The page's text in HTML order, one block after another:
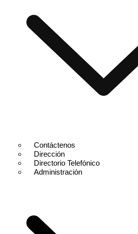
Contáctenos
Dirección
Directorio Telefónico
Administración